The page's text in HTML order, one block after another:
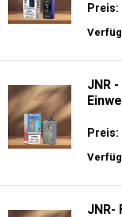
Preis:
JNR
Preis:
JNR-